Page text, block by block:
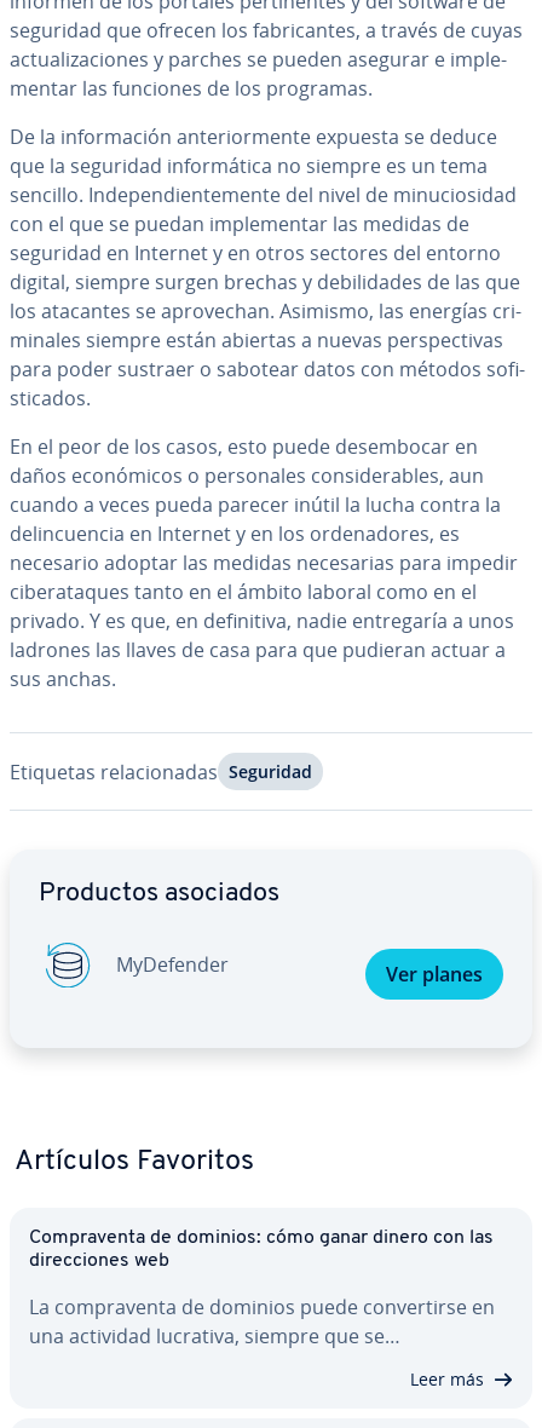
seguridad que ofrecen los fa­bri­ca­n­tes, a través de cuyas
ac­tua­li­za­cio­nes y parches se pueden asegurar e im­ple­
me­n­tar las funciones de los programas.
De la in­fo­r­ma­ción an­te­rio­r­me­n­te expuesta se deduce
que la seguridad in­fo­r­má­ti­ca no siempre es un tema
sencillo. In­de­pe­n­die­n­te­me­n­te del nivel de mi­nu­cio­si­dad
con el que se puedan im­ple­me­n­tar las medidas de
seguridad en Internet y en otros sectores del entorno
digital, siempre surgen brechas y de­bi­li­da­des de las que
los atacantes se apro­ve­chan. Asimismo, las energías cri­
mi­na­les siempre están abiertas a nuevas pe­r­s­pe­c­ti­vas
para poder sustraer o sabotear datos con métodos so­fi­
s­ti­ca­dos.
En el peor de los casos, esto puede desem­bo­car en
daños eco­nó­mi­cos o pe­r­so­na­les co­n­si­de­ra­bles, aun
cuando a veces pueda parecer inútil la lucha contra la
de­li­n­cue­n­cia en Internet y en los or­de­na­do­res, es
necesario adoptar las medidas ne­ce­sa­rias para impedir
ci­ber­ata­ques tanto en el ámbito laboral como en el
privado. Y es que, en de­fi­ni­ti­va, nadie en­tre­ga­ría a unos
ladrones las llaves de casa para que pudieran actuar a
sus anchas.
Etiquetas re­la­cio­na­das Seguridad
Productos asociados
My­De­fe­n­der Ver planes
Artículos Favoritos
Co­m­pra­ve­n­ta de dominios: cómo ganar dinero con las
di­re­c­cio­nes web
La co­m­pra­ve­n­ta de dominios puede co­n­ve­r­ti­r­se en
una actividad lucrativa, siempre que se…
Leer más